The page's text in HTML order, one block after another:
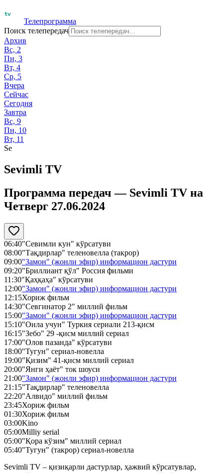
Телепрограмма
Поиск телепередач
Архив
Вс, 2
Пн, 3
Вт, 4
Ср, 5
Вчера
Сейчас
Сегодня
Завтра
Вс, 9
Пн, 10
Вт, 11
Se
Sevimli TV
Программа передач — Sevimli TV на
Четверг 27.06.2024
06:40"Севимли кун" кўрсатуви
08:00"Тақдирлар" теленовелла (такрор)
09:00"Замон" (жонли эфир) информацион дастури
09:20"Бриллиант қўл" Россия фильми
11:30"Қаҳқаҳа" кўрсатуви
12:00"Замон" (жонли эфир) информацион дастури
12:15Хориж фильм
14:30"Севгинатор 2" миллий фильм
15:00"Замон" (жонли эфир) информацион дастури
15:10"Оила учун" Туркия сериали 213-қисм
16:15"Зебо" 29 -қисм миллий сериал
17:00"Олов пазанда" кўрсатуви
18:00"Тугун" сериал-новелла
19:00"Қизим" 41-қисм миллий сериал
20:00"Янги ҳаёт" ток шоуси
21:00"Замон" (жонли эфир) информацион дастури
21:15"Тақдирлар" теленовелла
22:20"Алвидо" миллий фильм
23:45Хориж фильм
01:30Хориж фильм
03:00Kino
05:00Milliy serial
05:00"Қора кўзим" миллий сериал
05:40"Тугун" (такрор) сериал-новелла
Sevimli TV – қизиқарли дастурлар, ҳажвий кўрсатувлар,